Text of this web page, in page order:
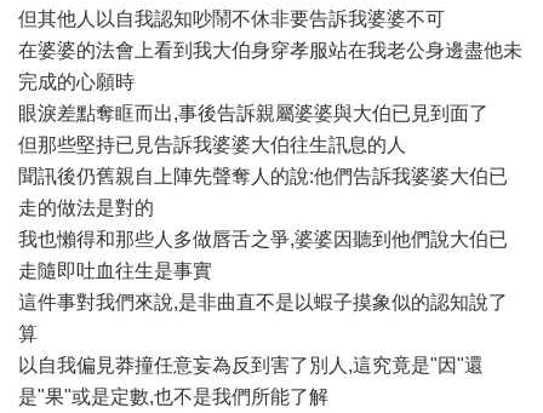
但其他人以自我認知吵鬧不休非要告訴我婆婆不可
在婆婆的法會上看到我大伯身穿孝服站在我老公身邊盡他未
完成的心願時
眼淚差點奪眶而出,事後告訴親屬婆婆與大伯已見到面了
但那些堅持已見告訴我婆婆大伯往生訊息的人
聞訊後仍舊親自上陣先聲奪人的說:他們告訴我婆婆大伯已
走的做法是對的
我也懶得和那些人多做唇舌之爭,婆婆因聽到他們說大伯已
走隨即吐血往生是事實
這件事對我們來說,是非曲直不是以蝦子摸象似的認知說了
算
以自我偏見莽撞任意妄為反到害了別人,這究竟是"因"還
是"果"或是定數,也不是我們所能了解